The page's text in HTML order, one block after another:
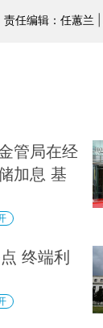
责任编辑：任蕙兰
管局在经
加息 基
终端利